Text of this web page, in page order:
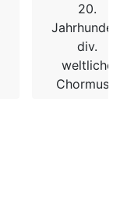
20.
div.
weltliche
Chormusik